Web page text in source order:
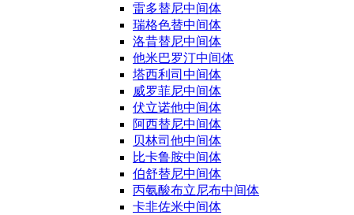
雷多替尼中间体
瑞格色替中间体
洛昔替尼中间体
他米巴罗汀中间体
塔西利司中间体
威罗菲尼中间体
伏立诺他中间体
阿西替尼中间体
贝林司他中间体
比卡鲁胺中间体
伯舒替尼中间体
丙氨酸布立尼布中间体
卡非佐米中间体